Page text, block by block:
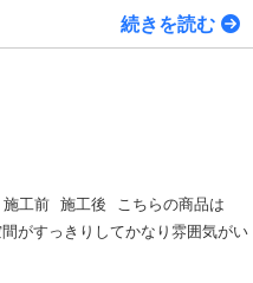
続きを読む
施工前 施工後 こちらの商品は
がすっきりしてかなり雰囲気がい